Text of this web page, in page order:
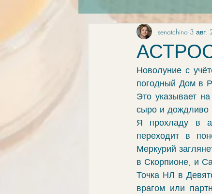
практическая мантика
элементы связи
ингрессии в знак
проработка
senatchina 3 авг.
Новолуние с
погодный Дом в
Это указывает
сыро и дождливо
Я прохладу в
переходит в
Меркурий
в Скорпионе, и
Точка НЛ в
врагом или